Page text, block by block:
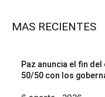
MAS RECIENTES
Paz anuncia el fin
50/50 con los